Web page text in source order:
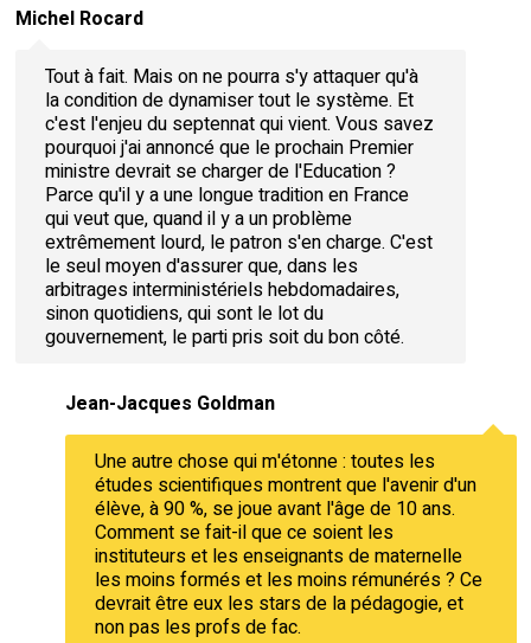
Michel Rocard
Tout à fait. Mais on ne pourra s'y attaquer qu'à
la condition de dynamiser tout le système. Et
c'est l'enjeu du septennat qui vient. Vous savez
pourquoi j'ai annoncé que le prochain Premier
ministre devrait se charger de l'Education ?
Parce qu'il y a une longue tradition en France
qui veut que, quand il y a un problème
extrêmement lourd, le patron s'en charge. C'est
le seul moyen d'assurer que, dans les
arbitrages interministériels hebdomadaires,
sinon quotidiens, qui sont le lot du
gouvernement, le parti pris soit du bon côté.
Jean-Jacques Goldman
Une autre chose qui m'étonne : toutes les
études scientifiques montrent que l'avenir d'un
élève, à 90 %, se joue avant l'âge de 10 ans.
Comment se fait-il que ce soient les
instituteurs et les enseignants de maternelle
les moins formés et les moins rémunérés ? Ce
devrait être eux les stars de la pédagogie, et
non pas les profs de fac.